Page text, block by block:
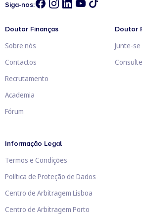
Siga-nos:
Doutor Finanças
Sobre nós
Contactos
Recrutamento
Academia
Fórum
Doutor
Junte-se
Informação Legal
Termos e Condições
Política de Proteção de Dados
Centro de Arbitragem Lisboa
Centro de Arbitragem Porto